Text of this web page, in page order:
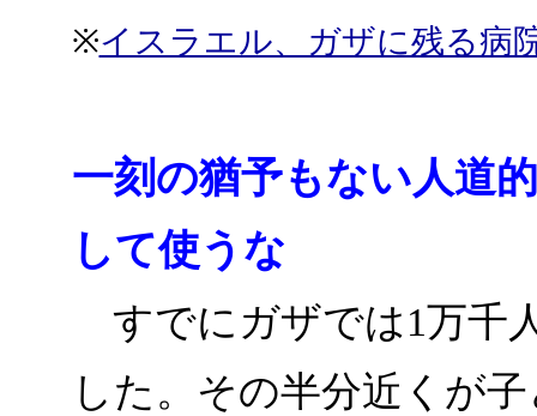
※イスラエル、ガザに残る病
一刻の猶予もない人道
して使うな
すでにガザでは1万千
した。その半分近くが